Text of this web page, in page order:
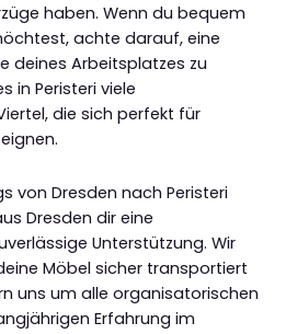
haben. Wenn du bequem
achte darauf, eine
deines Arbeitsplatzes zu
in Peristeri viele
die sich perfekt für
von Dresden nach Peristeri
Dresden dir eine
Unterstützung. Wir
Möbel sicher transportiert
uns um alle organisatorischen
Erfahrung im